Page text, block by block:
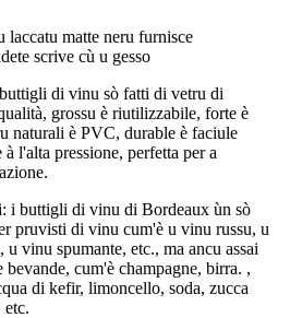
matte neru furnisce
scrive cù u gesso
di vinu sò fatti di vetru di
grossu è riutilizzabile, forte è
naturali è PVC, durable è faciule
l'alta pressione, perfetta per a
i buttigli di vinu di Bordeaux ùn sò
pruvisti di vinu cum'è u vinu russu, u
vinu spumante, etc., ma ancu assai
bevande, cum'è champagne, birra. ,
di kefir, limoncello, soda, zucca
etc.